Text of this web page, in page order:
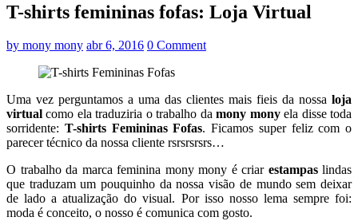
T-shirts femininas fofas: Loja Virtual
by mony mony abr 6, 2016 0 Comment
Uma vez perguntamos a uma das clientes mais fieis da nossa loja
virtual como ela traduziria o trabalho damony monyela disse toda
sorridente: T-shirts Femininas Fofas. Ficamos super feliz com o
parecer técnico da nossa cliente rsrsrsrsrs…
O trabalho da marca feminina mony mony é criarestampaslindas
que traduzam um pouquinho da nossa visão de mundo sem deixar
de lado a atualização do visual. Por isso nosso lema sempre foi:
moda é conceito, o nosso é comunica com gosto.